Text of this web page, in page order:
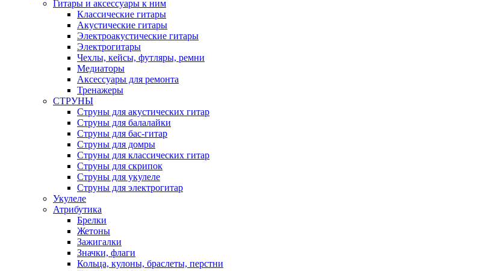
Гитары и аксессуары к ним
Классические гитары
Акустические гитары
Электроакустические гитары
Электрогитары
Чехлы, кейсы, футляры, ремни
Медиаторы
Аксессуары для ремонта
Тренажеры
СТРУНЫ
Струны для акустических гитар
Струны для балалайки
Струны для бас-гитар
Струны для домры
Струны для классических гитар
Струны для скрипок
Струны для укулеле
Струны для электрогитар
Укулеле
Атрибутика
Брелки
Жетоны
Зажигалки
Значки, флаги
Кольца, кулоны, браслеты, перстни